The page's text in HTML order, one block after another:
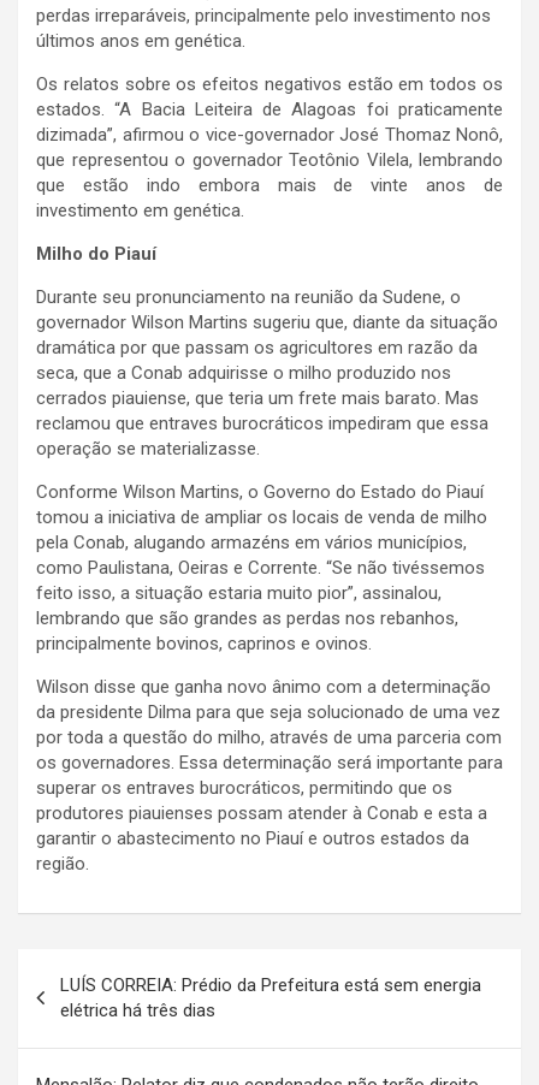
perdas irreparáveis, principalmente pelo investimento nos
últimos anos em genética.
Os relatos sobre os efeitos negativos estão em todos os
estados. “A Bacia Leiteira de Alagoas foi praticamente
dizimada”, afirmou o vice-governador José Thomaz Nonô,
que representou o governador Teotônio Vilela, lembrando
que estão indo embora mais de vinte anos de
investimento em genética.
Milho do Piauí
Durante seu pronunciamento na reunião da Sudene, o
governador Wilson Martins sugeriu que, diante da situação
dramática por que passam os agricultores em razão da
seca, que a Conab adquirisse o milho produzido nos
cerrados piauiense, que teria um frete mais barato. Mas
reclamou que entraves burocráticos impediram que essa
operação se materializasse.
Conforme Wilson Martins, o Governo do Estado do Piauí
tomou a iniciativa de ampliar os locais de venda de milho
pela Conab, alugando armazéns em vários municípios,
como Paulistana, Oeiras e Corrente. “Se não tivéssemos
feito isso, a situação estaria muito pior”, assinalou,
lembrando que são grandes as perdas nos rebanhos,
principalmente bovinos, caprinos e ovinos.
Wilson disse que ganha novo ânimo com a determinação
da presidente Dilma para que seja solucionado de uma vez
por toda a questão do milho, através de uma parceria com
os governadores. Essa determinação será importante para
superar os entraves burocráticos, permitindo que os
produtores piauienses possam atender à Conab e esta a
garantir o abastecimento no Piauí e outros estados da
região.
Navegação
de
Post
LUÍS CORREIA: Prédio da Prefeitura está sem energia
elétrica há três dias